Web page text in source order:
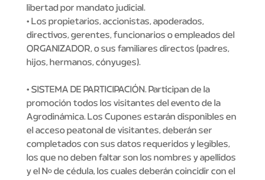
libertad por mandato judicial.
• Los propietarios, accionistas, apoderados,
directivos, gerentes, funcionarios o empleados del
ORGANIZADOR, o sus familiares directos (padres,
hijos, hermanos, cónyuges).
• SISTEMA DE PARTICIPACIÓN. Participan de la
promoción todos los visitantes del evento de la
Agrodinámica. Los Cupones estarán disponibles en
el acceso peatonal de visitantes, deberán ser
completados con sus datos requeridos y legibles,
los que no deben faltar son los nombres y apellidos
y el Nº de cédula, los cuales deberán coincidir con el